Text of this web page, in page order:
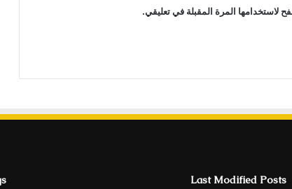
لاستخدامها المرة المقبلة في تعليقي.
Last Modified Posts